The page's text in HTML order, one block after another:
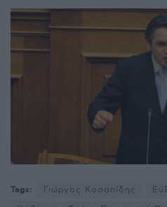
Tags: Γιώργος Κασαπίδης